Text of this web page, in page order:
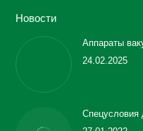
Новости
Аппараты
24.02.2025
Спецусловия